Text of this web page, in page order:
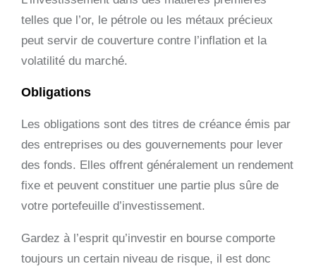
telles que l’or, le pétrole ou les métaux précieux
peut servir de couverture contre l’inflation et la
volatilité du marché.
Obligations
Les obligations sont des titres de créance émis par
des entreprises ou des gouvernements pour lever
des fonds. Elles offrent généralement un rendement
fixe et peuvent constituer une partie plus sûre de
votre portefeuille d’investissement.
Gardez à l’esprit qu’investir en bourse comporte
toujours un certain niveau de risque, il est donc